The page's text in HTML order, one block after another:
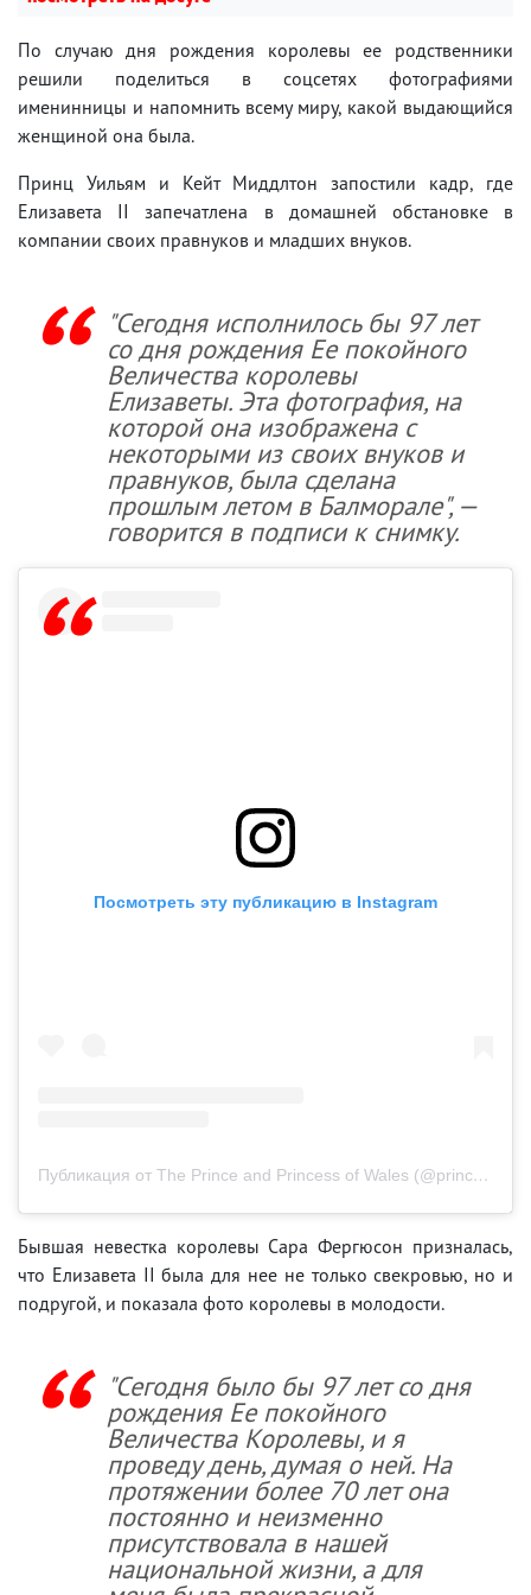
По случаю дня рождения королевы ее родственники
решили поделиться в соцсетях фотографиями
именинницы и напомнить всему миру, какой выдающийся
женщиной она была.
Принц Уильям и Кейт Миддлтон запостили кадр, где
Елизавета II запечатлена в домашней обстановке в
компании своих правнуков и младших внуков.
"Сегодня исполнилось бы 97 лет
со дня рождения Ее покойного
Величества королевы
Елизаветы. Эта фотография, на
которой она изображена с
некоторыми из своих внуков и
правнуков, была сделана
прошлым летом в Балморале", —
говорится в подписи к снимку.
Посмотреть эту публикацию в Instagram
Публикация от The Prince and Princess of Wales (@princeandprincessofwales)
Бывшая невестка королевы Сара Фергюсон призналась,
что Елизавета II была для нее не только свекровью, но и
подругой, и показала фото королевы в молодости.
"Сегодня было бы 97 лет со дня
рождения Ее покойного
Величества Королевы, и я
проведу день, думая о ней. На
протяжении более 70 лет она
постоянно и неизменно
присутствовала в нашей
национальной жизни, а для